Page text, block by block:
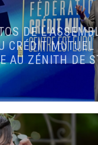
DE
CRÉDIT MUTUEL
AU ZÉNITH DE